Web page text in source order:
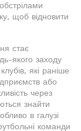
щоб відновити
стає
якого заходу
які раніше
або
через
знайти
в галузі
команди